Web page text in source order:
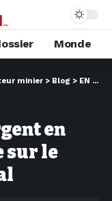
Monde
minier > Blog > EN CONTINU
en
sur le